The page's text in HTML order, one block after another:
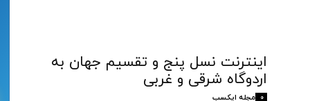
اینترنت نسل پنج و تقسیم جهان به
اردوگاه شرقی و غربی
مجله ایکسب 0